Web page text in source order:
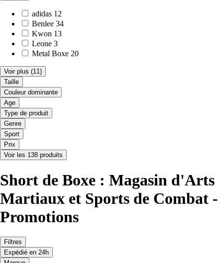
adidas 12
Benlee 34
Kwon 13
Leone 3
Metal Boxe 20
Voir plus (11)
Taille
Couleur dominante
Age
Type de produit
Genre
Sport
Prix
Voir les 138 produits
Short de Boxe : Magasin d'Arts
Martiaux et Sports de Combat -
Promotions
Filtres
Expédié en 24h